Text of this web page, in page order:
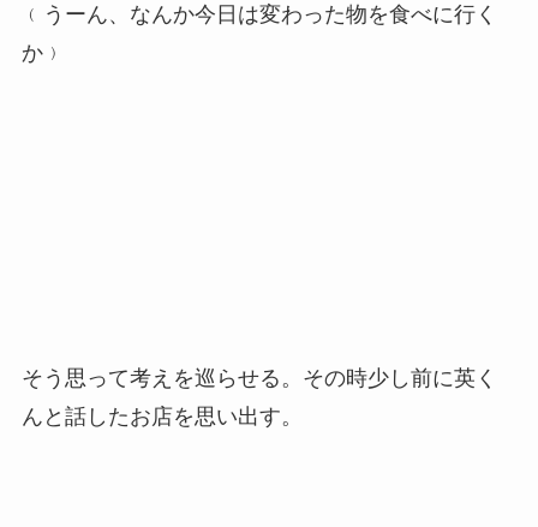
﹙うーん、なんか今日は変わった物を食べに行く
か﹚
そう思って考えを巡らせる。その時少し前に英く
んと話したお店を思い出す。